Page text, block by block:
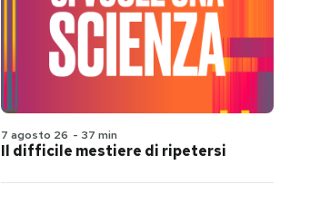
7 agosto 26 - 37 min
Il difficile mestiere di ripetersi